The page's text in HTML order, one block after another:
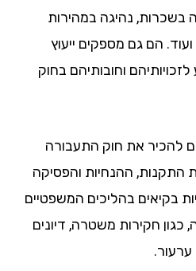
נהיגה במהירות
הם גם מספקים ייעוץ
וחובותיהם בחוק
את חוק התעבורה
ההנחיות והפסיקה
בהליכים המשפטיים
חקירות משטרה, דיונים